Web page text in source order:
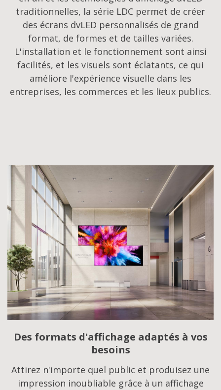
traditionnelles, la série LDC permet de créer
des écrans dvLED personnalisés de grand
format, de formes et de tailles variées.
L'installation et le fonctionnement sont ainsi
facilités, et les visuels sont éclatants, ce qui
améliore l'expérience visuelle dans les
entreprises, les commerces et les lieux publics.
Des formats d'affichage adaptés à vos
besoins
Attirez n'importe quel public et produisez une
impression inoubliable grâce à un affichage